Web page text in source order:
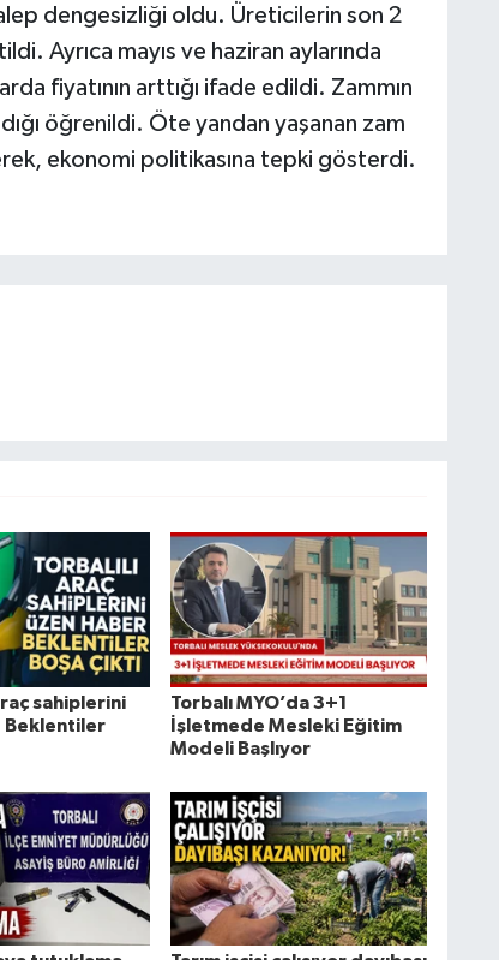
dengesizliği oldu. Üreticilerin son 2
Ayrıca mayıs ve haziran aylarında
fiyatının arttığı ifade edildi. Zammın
öğrenildi. Öte yandan yaşanan zam
ekonomi politikasına tepki gösterdi.
sahiplerini
Beklentiler
Torbalı MYO’da 3+1
İşletmede Mesleki Eğitim
Modeli Başlıyor